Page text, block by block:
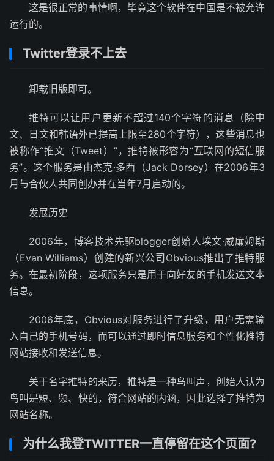
这是很正常的事情啊，毕竟这个软件在中国是不被允许
运行的。
Twitter登录不上去
卸载旧版即可。
推特可以让用户更新不超过140个字符的消息（除中
文、日文和韩语外已提高上限至280个字符），这些消息也
被称作“推文（Tweet）”，推特被形容为“互联网的短信服
务”。这个服务是由杰克·多西（Jack Dorsey）在2006年3
月与合伙人共同创办并在当年7月启动的。
发展历史
2006年，博客技术先驱blogger创始人埃文·威廉姆斯
（Evan Williams）创建的新兴公司Obvious推出了推特服
务。在最初阶段，这项服务只是用于向好友的手机发送文本
信息。
2006年底，Obvious对服务进行了升级，用户无需输
入自己的手机号码，而可以通过即时信息服务和个性化推特
网站接收和发送信息。
关于名字推特的来历，推特是一种鸟叫声，创始人认为
鸟叫是短、频、快的，符合网站的内涵，因此选择了推特为
网站名称。
为什么我登TWITTER一直停留在这个页面?